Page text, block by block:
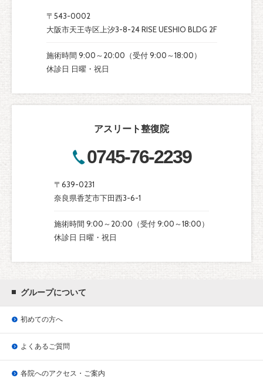
〒543-0002
大阪市天王寺区上汐3-8-24 RISE UESHIO BLDG 2F
施術時間 9:00～20:00（受付 9:00～18:00）
休診日 日曜・祝日
アスリート整復院
0745-76-2239
〒639-0231
奈良県香芝市下田西3-6-1
施術時間 9:00～20:00（受付 9:00～18:00）
休診日 日曜・祝日
グループについて
初めての方へ
よくあるご質問
各院へのアクセス・ご案内